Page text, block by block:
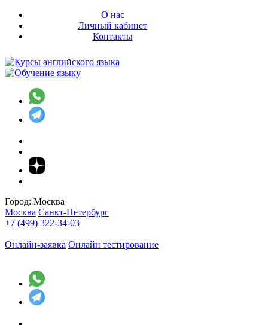
О нас
Личный кабинет
Контакты
Город: Москва
Москва Санкт-Петербург
+7 (499) 322-34-03
Онлайн-заявка Онлайн тестирование